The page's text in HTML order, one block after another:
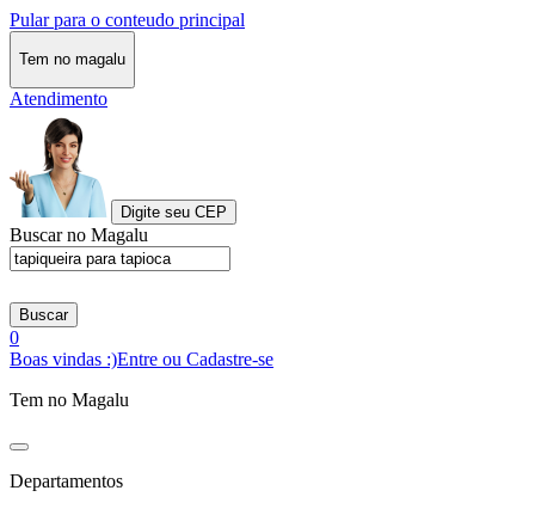
Pular para o conteudo principal
Tem no magalu
Atendimento
Digite seu CEP
Buscar no Magalu
Buscar
0
Boas vindas :)Entre ou Cadastre-se
Tem no Magalu
Departamentos